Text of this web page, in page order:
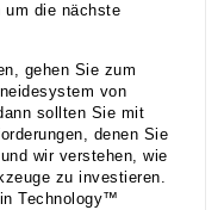
die nächste
gehen Sie zum
von
sollten Sie mit
denen Sie
wir verstehen, wie
zu investieren.
Technology™